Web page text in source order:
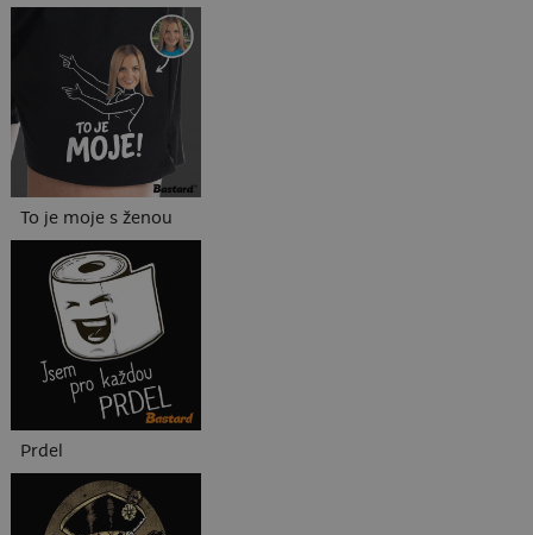
To je moje s ženou
Prdel